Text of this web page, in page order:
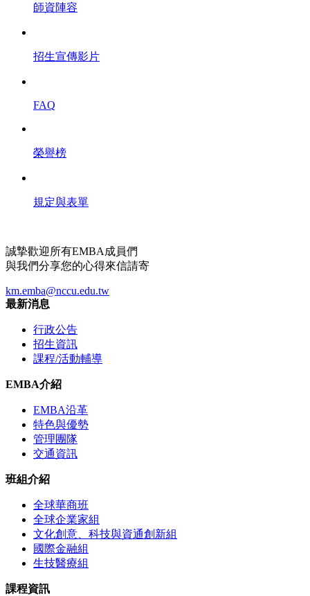
師資陣容
招生宣傳影片
FAQ
榮譽榜
規定與表單
誠摯歡迎所有EMBA成員們
與我們分享您的心得來信請寄
km.emba@nccu.edu.tw
最新消息
行政公告
招生資訊
課程/活動輔導
EMBA介紹
EMBA沿革
特色與優勢
管理團隊
交通資訊
班組介紹
全球華商班
全球企業家組
文化創意、科技與資通創新組
國際金融組
生技醫療組
課程資訊